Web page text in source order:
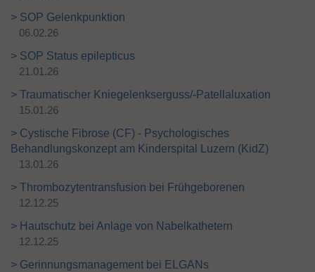
> SOP Gelenkpunktion
06.02.26
> SOP Status epilepticus
21.01.26
> Traumatischer Kniegelenkserguss/-Patellaluxation
15.01.26
> Cystische Fibrose (CF) - Psychologisches
Behandlungskonzept am Kinderspital Luzern (KidZ)
13.01.26
> Thrombozytentransfusion bei Frühgeborenen
12.12.25
> Hautschutz bei Anlage von Nabelkathetern
12.12.25
> Gerinnungsmanagement bei ELGANs